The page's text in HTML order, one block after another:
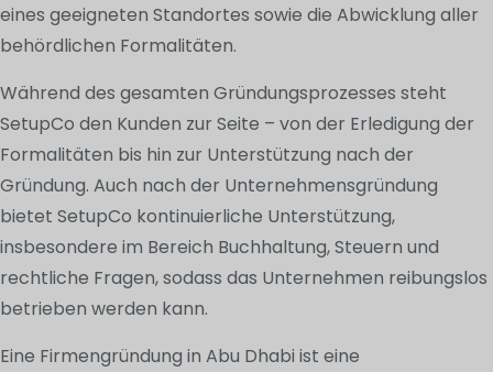
eines geeigneten Standortes sowie die Abwicklung aller
behördlichen Formalitäten.
Während des gesamten Gründungsprozesses steht
SetupCo den Kunden zur Seite – von der Erledigung der
Formalitäten bis hin zur Unterstützung nach der
Gründung. Auch nach der Unternehmensgründung
bietet SetupCo kontinuierliche Unterstützung,
insbesondere im Bereich Buchhaltung, Steuern und
rechtliche Fragen, sodass das Unternehmen reibungslos
betrieben werden kann.
Eine Firmengründung in Abu Dhabi ist eine